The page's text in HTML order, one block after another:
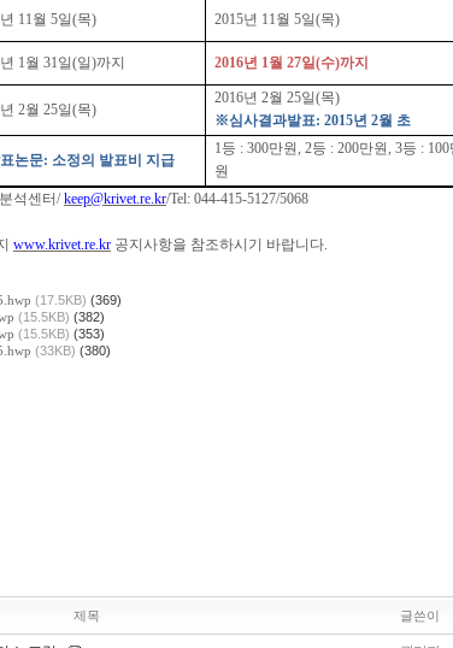
년 11월 5일(목) 2015년 11월 5일(목)
년 1월 31일(일)까지 2016년 1월 27일(수)까지
년 2월 25일(목)
2016년 2월 25일(목)
※심사결과발표: 2015년 2월 초
논문: 소정의 발표비 지급
1등 : 300만원, 2등 : 200만원, 3등 : 100
원
석센터/keep@krivet.re.kr/Tel: 044-415-5127/5068
www.krivet.re.kr 공지사항을 참조하시기 바랍니다.
(17.5KB) (369)
(15.5KB) (382)
(15.5KB) (353)
(33KB) (380)
제목 글쓴이